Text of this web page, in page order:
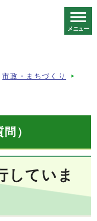
メニュー
市政・まちづくり
）
していま